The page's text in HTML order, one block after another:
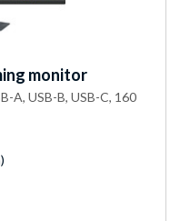
monitor
A, USB-B, USB-C, 160